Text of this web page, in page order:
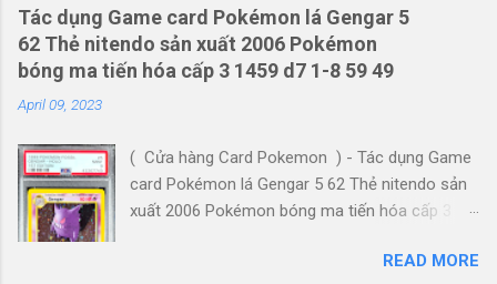
Tác dụng Game card Pokémon lá Gengar 5
62 Thẻ nitendo sản xuất 2006 Pokémon
bóng ma tiến hóa cấp 3 1459 d7 1-8 59 49
April 09, 2023
( Cửa hàng Card Pokemon ) - Tác dụng Game
card Pokémon lá Gengar 5 62 Thẻ nitendo sản
xuất 2006 Pokémon bóng ma tiến hóa cấp 3
5 62 là một thẻ Pokémon hiếm holo của loại
READ MORE